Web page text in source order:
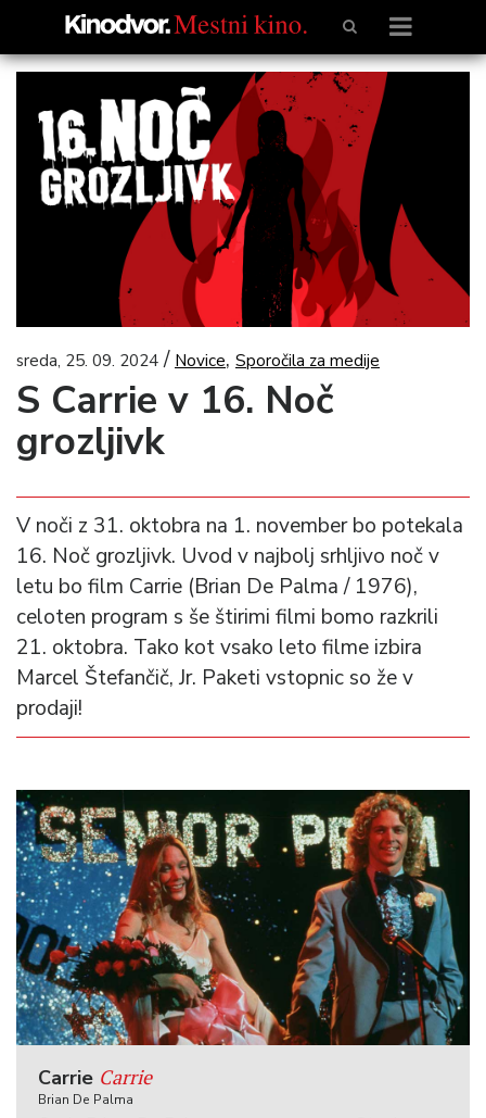
sreda, 25. 09. 2024/ Novice, Sporočila za medije
S Carrie v 16. Noč
grozljivk
V noči z 31. oktobra na 1. november bo potekala
16. Noč grozljivk. Uvod v najbolj srhljivo noč v
letu bo film Carrie (Brian De Palma / 1976),
celoten program s še štirimi filmi bomo razkrili
21. oktobra. Tako kot vsako leto filme izbira
Marcel Štefančič, Jr. Paketi vstopnic so že v
prodaji!
Carrie Carrie
Brian De Palma